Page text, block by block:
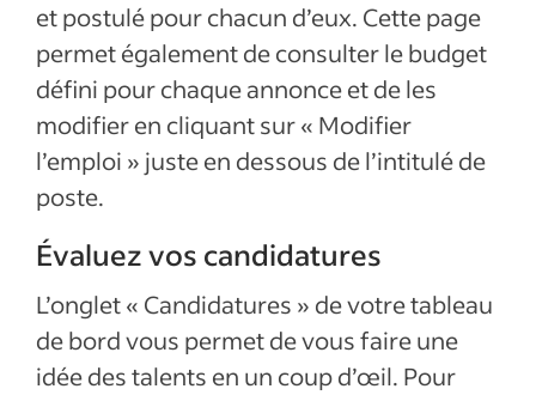
et postulé pour chacun d’eux. Cette page
permet également de consulter le budget
défini pour chaque annonce et de les
modifier en cliquant sur « Modifier
l’emploi » juste en dessous de l’intitulé de
poste.
Évaluez vos candidatures
L’onglet « Candidatures » de votre tableau
de bord vous permet de vous faire une
idée des talents en un coup d’œil. Pour